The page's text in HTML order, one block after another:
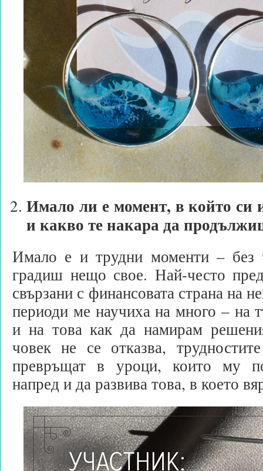
Имало ли е момент, в който си
и какво те накара да
Имало е и трудни моменти – без
градиш нещо свое. Най-често
свързани с финансовата страна на
периоди ме научиха на много – на
и на това как да намирам
човек не се отказва,
превръщат в уроци, които му
напред и да развива това, в което